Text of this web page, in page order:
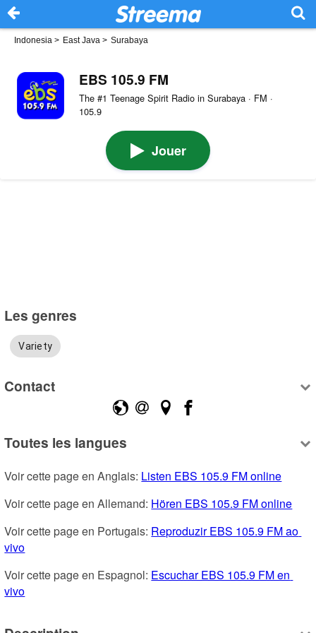
Indonesia > East Java > Surabaya
EBS 105.9 FM
The #1 Teenage Spirit Radio in Surabaya · FM ·
105.9
Jouer
Les genres
Variety
Contact
Toutes les langues
Voir cette page en Anglais: Listen EBS 105.9 FM online
Voir cette page en Allemand: Hören EBS 105.9 FM online
Voir cette page en Portugais: Reproduzir EBS 105.9 FM ao
vivo
Voir cette page en Espagnol: Escuchar EBS 105.9 FM en
vivo